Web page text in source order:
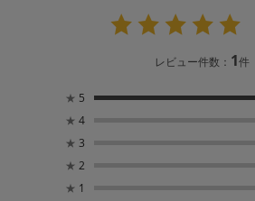
レビュー件数： 1件
★ 5
★ 4
★ 3
★ 2
★ 1